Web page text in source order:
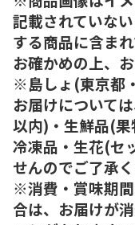
記載されていな
する商品に含ま
お確かめの上、
※島しょ(東京都
お届けについて
以内)・生鮮品(果
冷凍品・生花(セ
せんのでご了承く
※消費・賞味期
合は、お届けが